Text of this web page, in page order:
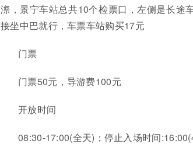
漈，景宁车站总共10个检票口，左侧是长途
接坐中巴就行，车票车站购买17元
门票
门票50元，导游费100元
开放时间
08:30-17:00(全天)；停止入场时间